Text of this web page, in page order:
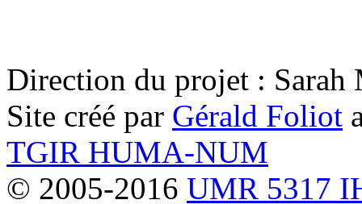
Direction du projet : Sarah
Site créé par Gérald Foliot
TGIR HUMA-NUM
© 2005-2016 UMR 5317